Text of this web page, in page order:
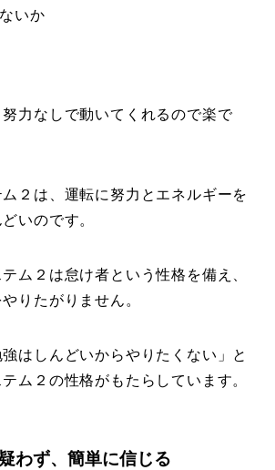
いか
力なしで動いてくれるので楽で
２は、運転に努力とエネルギーを
いのです。
ム２は怠け者という性格を備え、
りたがりません。
はしんどいからやりたくない」と
ム２の性格がもたらしています。
わず、簡単に信じる